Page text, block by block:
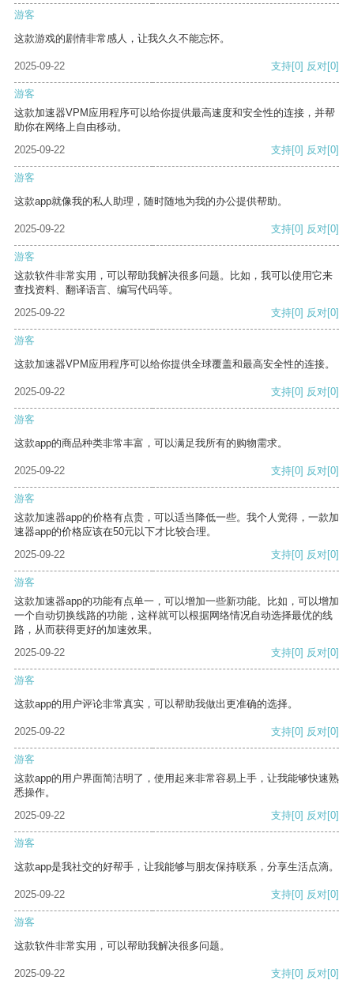
游客
这款游戏的剧情非常感人，让我久久不能忘怀。
2025-09-22 支持[0] 反对[0]
游客
这款加速器VPM应用程序可以给你提供最高速度和安全性的连接，并帮
助你在网络上自由移动。
2025-09-22
支持[0] 反对[0]
游客
这款app就像我的私人助理，随时随地为我的办公提供帮助。
2025-09-22 支持[0] 反对[0]
游客
这款软件非常实用，可以帮助我解决很多问题。比如，我可以使用它来
查找资料、翻译语言、编写代码等。
2025-09-22
支持[0] 反对[0]
游客
这款加速器VPM应用程序可以给你提供全球覆盖和最高安全性的连接。
2025-09-22 支持[0] 反对[0]
游客
这款app的商品种类非常丰富，可以满足我所有的购物需求。
2025-09-22 支持[0] 反对[0]
游客
这款加速器app的价格有点贵，可以适当降低一些。我个人觉得，一款加
速器app的价格应该在50元以下才比较合理。
2025-09-22
支持[0] 反对[0]
游客
这款加速器app的功能有点单一，可以增加一些新功能。比如，可以增加
一个自动切换线路的功能，这样就可以根据网络情况自动选择最优的线
路，从而获得更好的加速效果。
2025-09-22
支持[0] 反对[0]
游客
这款app的用户评论非常真实，可以帮助我做出更准确的选择。
2025-09-22 支持[0] 反对[0]
游客
这款app的用户界面简洁明了，使用起来非常容易上手，让我能够快速熟
悉操作。
2025-09-22
支持[0] 反对[0]
游客
这款app是我社交的好帮手，让我能够与朋友保持联系，分享生活点滴。
2025-09-22 支持[0] 反对[0]
游客
这款软件非常实用，可以帮助我解决很多问题。
2025-09-22 支持[0] 反对[0]